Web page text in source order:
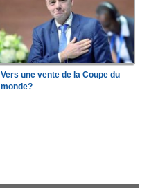
Vers une vente de la Coupe du
monde?